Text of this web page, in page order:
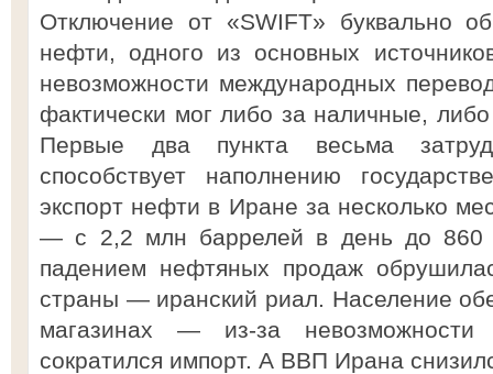
Отключение от «SWIFT» буквально
нефти, одного из основных
невозможности международных
фактически мог либо за наличные,
Первые два пункта весьма
способствует наполнению
экспорт нефти в Иране за несколько
— с 2,2 млн баррелей в день до 860
падением нефтяных продаж
страны — иранский риал. Население
магазинах — из-за невозможности
сократился импорт. А ВВП Ирана